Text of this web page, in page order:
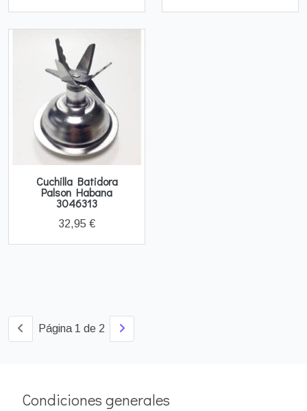
Cuchilla Batidora
Palson Habana
3046313
32,95 €
Página 1 de 2
Condiciones generales